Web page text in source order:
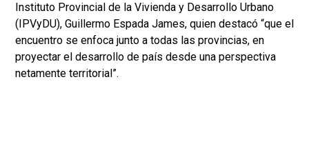
Instituto Provincial de la Vivienda y Desarrollo Urbano
(IPVyDU), Guillermo Espada James, quien destacó “que el
encuentro se enfoca junto a todas las provincias, en
proyectar el desarrollo de país desde una perspectiva
netamente territorial”.